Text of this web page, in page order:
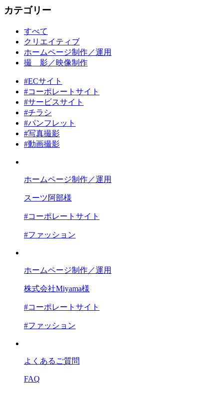
カテゴリー
すべて
クリエイティブ
ホームページ制作／運用
撮 影／映像制作
#ECサイト
#コーポレートサイト
#サービスサイト
#チラシ
#パンフレット
#写真撮影
#動画撮影
ホームページ制作／運用
スーツ阿部様
#コーポレートサイト
#ファッション
ホームページ制作／運用
株式会社Miyama様
#コーポレートサイト
#ファッション
よくあるご質問
FAQ